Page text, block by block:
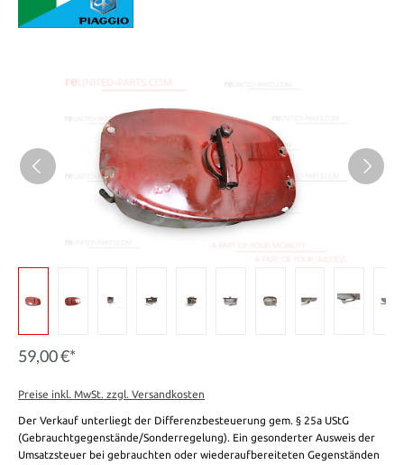
59,00 €*
Preise inkl. MwSt. zzgl. Versandkosten
Der Verkauf unterliegt der Differenzbesteuerung gem. § 25a UStG
(Gebrauchtgegenstände/Sonderregelung). Ein gesonderter Ausweis der
Umsatzsteuer bei gebrauchten oder wiederaufbereiteten Gegenständen